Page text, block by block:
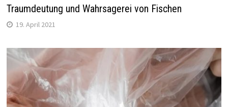
Traumdeutung und Wahrsagerei von Fischen
19. April 2021